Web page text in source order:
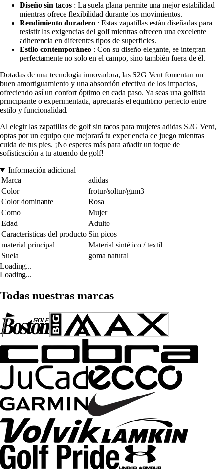
Diseño sin tacos : La suela plana permite una mejor estabilidad
mientras ofrece flexibilidad durante los movimientos.
Rendimiento duradero : Estas zapatillas están diseñadas para
resistir las exigencias del golf mientras ofrecen una excelente
adherencia en diferentes tipos de superficies.
Estilo contemporáneo : Con su diseño elegante, se integran
perfectamente no solo en el campo, sino también fuera de él.
Dotadas de una tecnología innovadora, las S2G Vent fomentan un
buen amortiguamiento y una absorción efectiva de los impactos,
ofreciendo así un confort óptimo en cada paso. Ya seas una golfista
principiante o experimentada, apreciarás el equilibrio perfecto entre
estilo y funcionalidad.
Al elegir las zapatillas de golf sin tacos para mujeres adidas S2G Vent,
optas por un equipo que mejorará tu experiencia de juego mientras
cuida de tus pies. ¡No esperes más para añadir un toque de
sofisticación a tu atuendo de golf!
Información adicional
Marca
adidas
Color
frotur/soltur/gum3
Color dominante
Rosa
Como
Mujer
Edad
Adulto
Características del producto Sin picos
material principal
Material sintético / textil
Suela
goma natural
Loading...
Loading...
Todas nuestras marcas